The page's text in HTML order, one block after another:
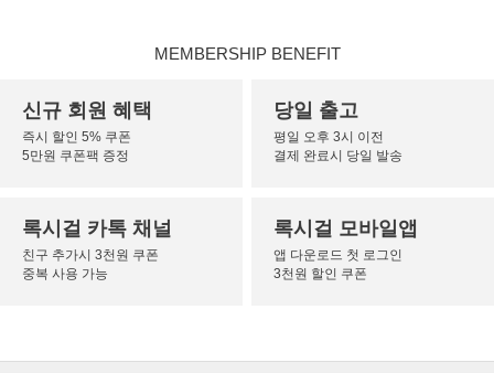
MEMBERSHIP BENEFIT
신규 회원 혜택
즉시 할인 5% 쿠폰
5만원 쿠폰팩 증정
당일 출고
평일 오후 3시 이전
결제 완료시 당일 발송
록시걸 카톡 채널
친구 추가시 3천원 쿠폰
중복 사용 가능
록시걸 모바일앱
앱 다운로드 첫 로그인
3천원 할인 쿠폰